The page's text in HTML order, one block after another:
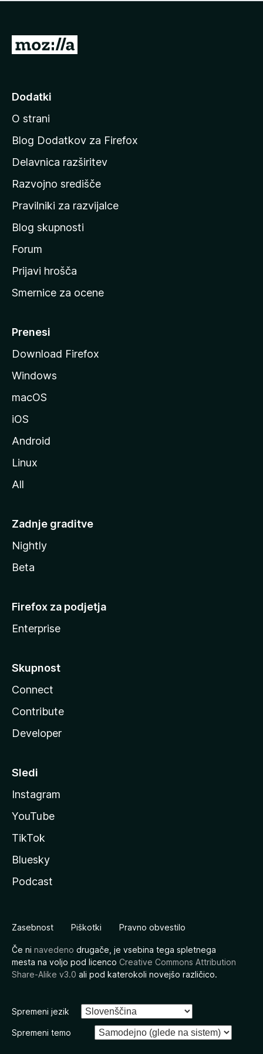
i
e
n
o
P
d
n
a
o
m
a
o
s
t
a
M
z
i
e
Dodatki
O strani
Blog Dodatkov za Firefox
Delavnica razširitev
Razvojno središče
Pravilniki za razvijalce
Blog skupnosti
Forum
Prijavi hrošča
Smernice za ocene
Prenesi
Download Firefox
Windows
macOS
iOS
Android
Linux
All
Zadnje graditve
Nightly
Beta
Firefox za podjetja
Enterprise
Skupnost
Connect
Contribute
Developer
Sledi
Instagram
YouTube
TikTok
Bluesky
Podcast
Zasebnost Piškotki Pravno obvestilo
Če ni navedeno drugače, je vsebina tega spletnega
mesta na voljo pod licenco Creative Commons Attribution
Share-Alike v3.0 ali pod katerokoli novejšo različico.
Spremeni jezik
Spremeni temo